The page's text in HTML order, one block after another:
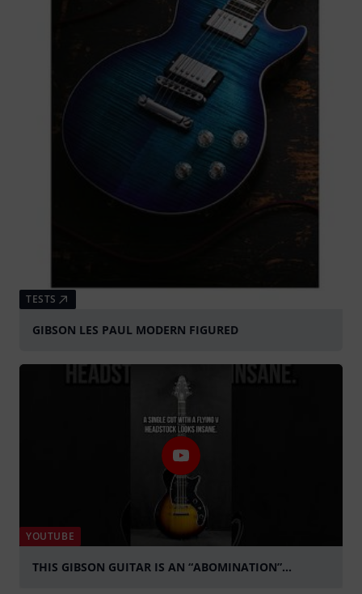
TESTS
GIBSON LES PAUL MODERN FIGURED
YOUTUBE
THIS GIBSON GUITAR IS AN “ABOMINATION”…